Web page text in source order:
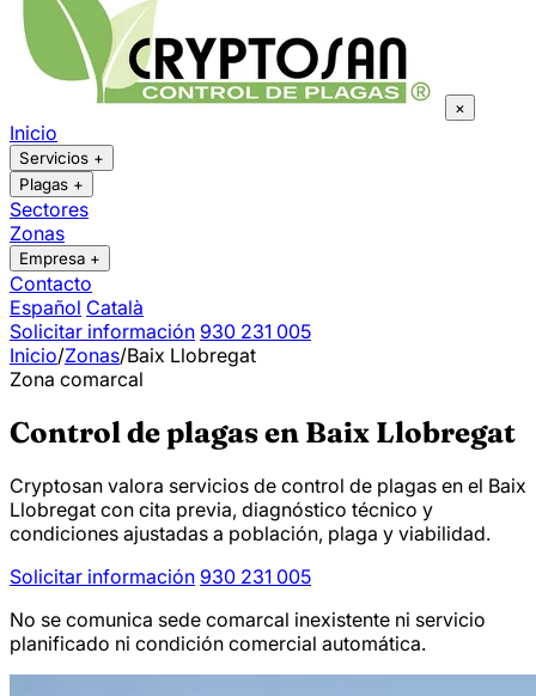
×
Inicio
Servicios +
Plagas +
Sectores
Zonas
Empresa +
Contacto
Español Català
Solicitar información 930 231 005
Inicio/Zonas/Baix Llobregat
Zona comarcal
Control de plagas en Baix Llobregat
Cryptosan valora servicios de control de plagas en el Baix
Llobregat con cita previa, diagnóstico técnico y
condiciones ajustadas a población, plaga y viabilidad.
Solicitar información 930 231 005
No se comunica sede comarcal inexistente ni servicio
planificado ni condición comercial automática.